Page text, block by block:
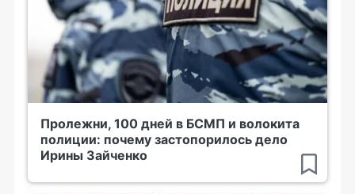
Пролежни, 100 дней в БСМП и волокита
полиции: почему застопорилось дело
Ирины Зайченко